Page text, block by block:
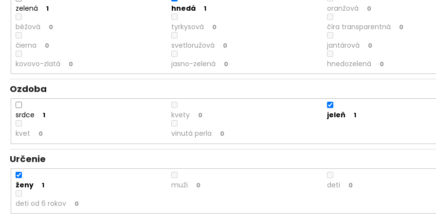
zelená 1 hnedá 1 oranžová 0
béžová 0 tyrkysová 0 číra transparentná 0
čierna 0 svetloružová 0 jantárová 0
kovovo-zlatá 0 jasno-zelená 0 hnedozelená 0
Ozdoba
srdce 1 kvety 0 jeleň 1
kvet 0 vinutá perla 0
Určenie
ženy 1 muži 0 deti 0
deti od 6 rokov 0